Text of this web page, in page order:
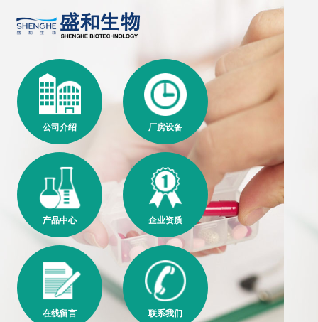
公司介绍 厂房设备
产品中心 企业资质
在线留言 联系我们